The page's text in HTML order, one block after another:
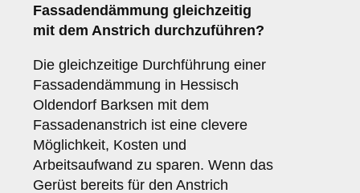
Fassadendämmung gleichzeitig
mit dem Anstrich durchzuführen?
Die gleichzeitige Durchführung einer
Fassadendämmung in Hessisch
Oldendorf Barksen mit dem
Fassadenanstrich ist eine clevere
Möglichkeit, Kosten und
Arbeitsaufwand zu sparen. Wenn das
Gerüst bereits für den Anstrich